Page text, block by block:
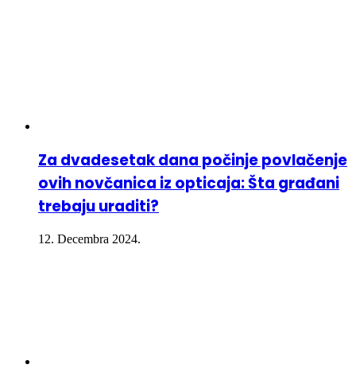
Za dvadesetak dana počinje povlačenje
ovih novčanica iz opticaja: Šta građani
trebaju uraditi?
12. Decembra 2024.